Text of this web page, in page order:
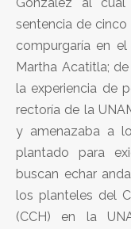
sentencia de
compurgaría en
Martha Acatitla;
la experiencia de
rectoría de la
y amenazaba a
plantado para
buscan echar
los planteles del
(CCH) en la